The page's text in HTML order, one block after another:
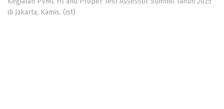
di Jakarta, Kamis. (ist)